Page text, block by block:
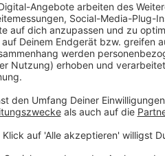
Nein, denn Silvia
Virus verharmlosen
Ich würde mir
Medien auch
keine
völlig flach